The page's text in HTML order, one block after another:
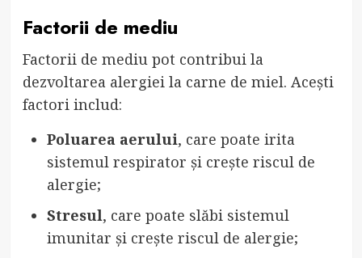
Factorii de mediu
Factorii de mediu pot contribui la
dezvoltarea alergiei la carne de miel. Acești
factori includ:
Poluarea aerului, care poate irita
sistemul respirator și crește riscul de
alergie;
Stresul, care poate slăbi sistemul
imunitar și crește riscul de alergie;